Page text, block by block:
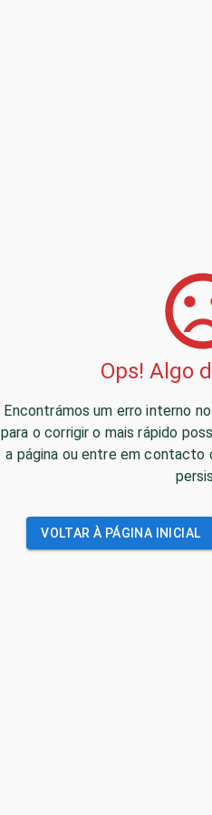
Ops! Algo
Encontrámos um erro interno
para o corrigir o mais rápido
a página ou entre em
VOLTAR À PÁGINA INICIAL